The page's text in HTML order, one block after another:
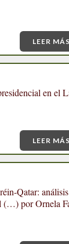
LEER MÁS
en el
LEER MÁS
Qatar:
(…) por Ornela